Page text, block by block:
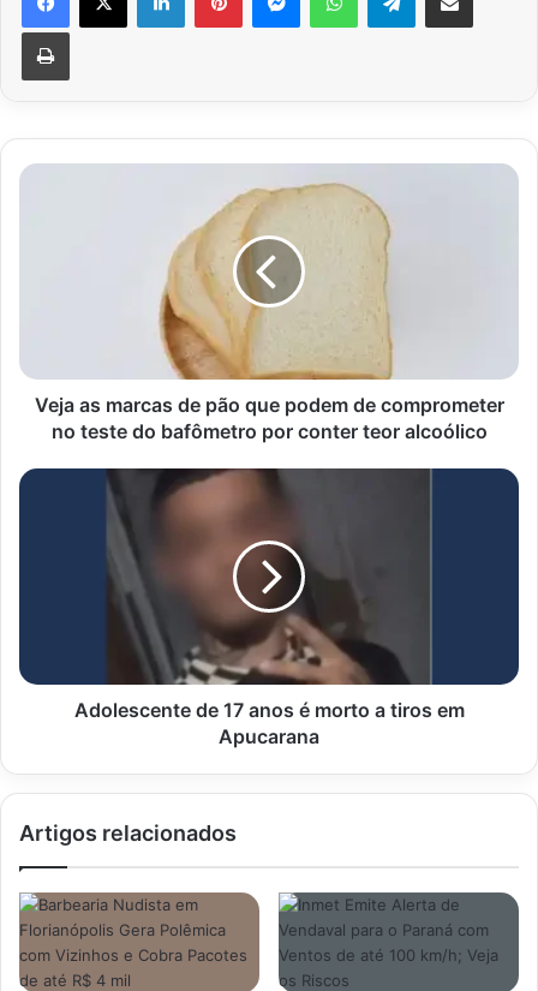
Imprimir
Veja
comprometer
no
teste
bafômetro
Veja as marcas de pão que podem de comprometer
no teste do bafômetro por conter teor alcoólico
Adolescente
em
ApucaranaAdolescente de 17 anos é morto a tiros em
Apucarana
Artigos relacionados